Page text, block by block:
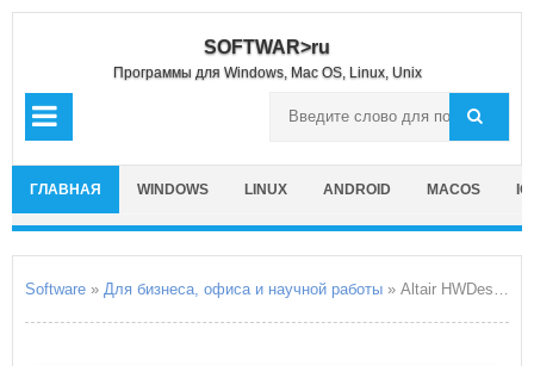
SOFTWAR>ru
Программы для Windows, Mac OS, Linux, Unix
ГЛАВНАЯ WINDOWS LINUX ANDROID MACOS
Software » Для бизнеса, офиса и научной работы » Altair HWDesktop HotFix